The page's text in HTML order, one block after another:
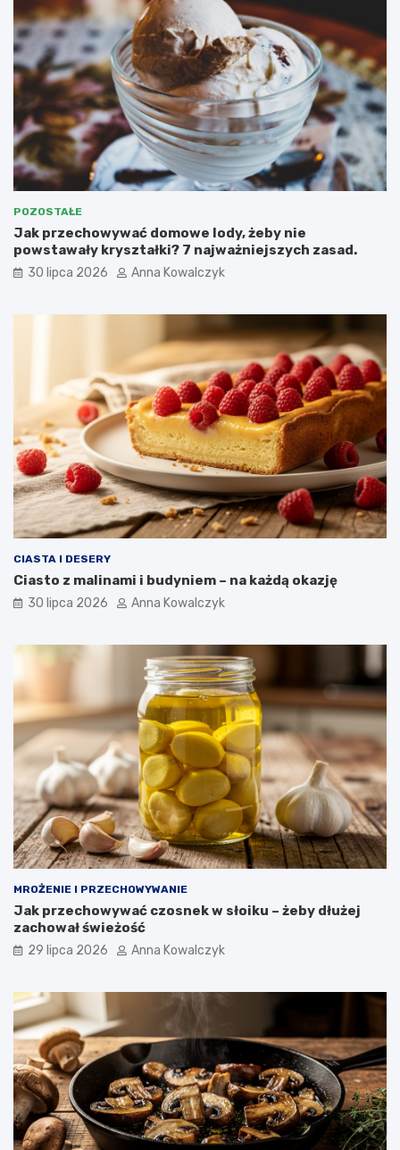
POZOSTAŁE
Jak przechowywać domowe lody, żeby nie
powstawały kryształki? 7 najważniejszych zasad.
30 lipca 2026 Anna Kowalczyk
CIASTA I DESERY
Ciasto z malinami i budyniem – na każdą okazję
30 lipca 2026 Anna Kowalczyk
MROŻENIE I PRZECHOWYWANIE
Jak przechowywać czosnek w słoiku – żeby dłużej
zachował świeżość
29 lipca 2026 Anna Kowalczyk